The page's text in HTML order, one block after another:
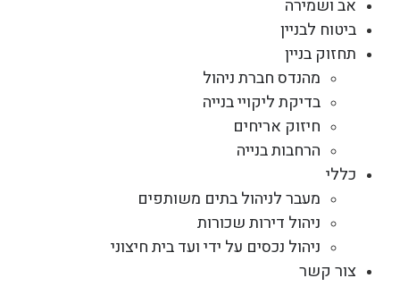
אב ושמירה
ביטוח לבניין
תחזוק בניין
מהנדס חברת ניהול
בדיקת ליקויי בנייה
חיזוק אריחים
הרחבות בנייה
כללי
מעבר לניהול בתים משותפים
ניהול דירות שכורות
ניהול נכסים על ידי ועד בית חיצוני
צור קשר